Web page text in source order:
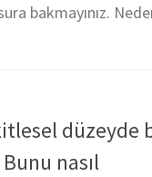
bakmayınız.
düzeyde
nasıl